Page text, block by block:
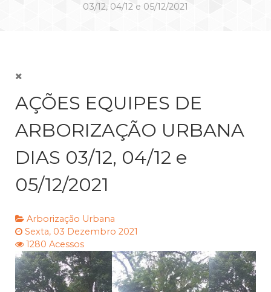
03/12, 04/12 e 05/12/2021
AÇÕES EQUIPES DE
ARBORIZAÇÃO URBANA
DIAS 03/12, 04/12 e
05/12/2021
Arborização Urbana
Sexta, 03 Dezembro 2021
1280 Acessos